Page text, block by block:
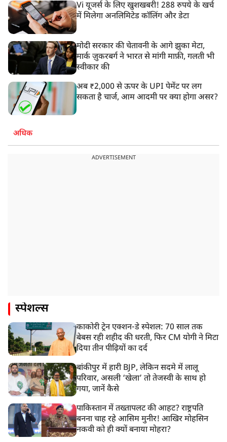
Vi यूजर्स के लिए खुशखबरी! 288 रुपये के खर्च
में मिलेगा अनलिमिटेड कॉलिंग और डेटा
मोदी सरकार की चेतावनी के आगे झुका मेटा,
मार्क ज़ुकरबर्ग ने भारत से मांगी माफ़ी, गलती भी
स्वीकार की
अब ₹2,000 से ऊपर के UPI पेमेंट पर लग
सकता है चार्ज, आम आदमी पर क्या होगा असर?
अधिक
ADVERTISEMENT
स्पेशल्स
काकोरी ट्रेन एक्शन-डे स्पेशल: 70 साल तक
बेबस रही शहीद की धरती, फिर CM योगी ने मिटा
दिया तीन पीढ़ियों का दर्द
बांकीपुर में हारी BJP, लेकिन सदमे में लालू
परिवार, असली ‘खेला’ तो तेजस्वी के साथ हो
गया, जानें कैसे
पाकिस्तान में तख्तापलट की आहट? राष्ट्रपति
बनना चाह रहे आसिम मुनीर! आखिर मोहसिन
नकवी को ही क्यों बनाया मोहरा?